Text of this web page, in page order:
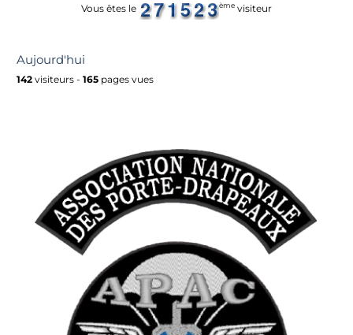
Vous êtes le ème visiteur
Aujourd'hui
142 visiteurs - 165 pages vues